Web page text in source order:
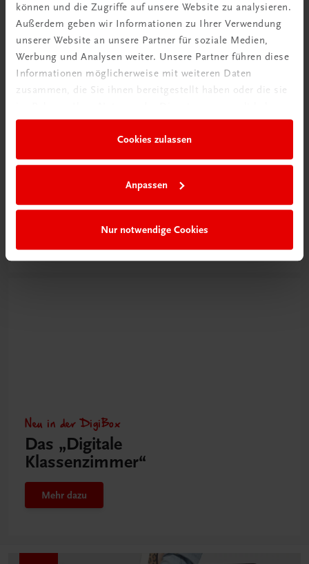
können und die Zugriffe auf unsere Website zu analysieren.
Außerdem geben wir Informationen zu Ihrer Verwendung
unserer Website an unsere Partner für soziale Medien,
Werbung und Analysen weiter. Unsere Partner führen diese
Informationen möglicherweise mit weiteren Daten
zusammen, die Sie ihnen bereitgestellt haben oder die sie
Cookies zulassen
Anpassen
Nur notwendige Cookies
Neu in der DigiBox
Das „Digitale
Klassenzimmer“
Mehr dazu